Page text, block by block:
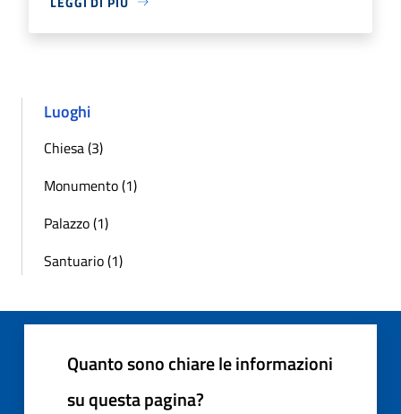
Luoghi
Chiesa (3)
Monumento (1)
Palazzo (1)
Santuario (1)
Quanto sono chiare le informazioni
su questa pagina?